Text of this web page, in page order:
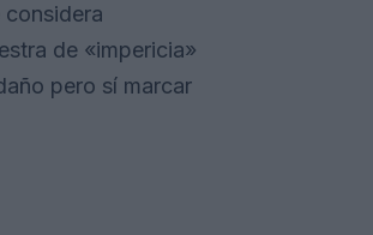
de «impericia»
pero sí marcar